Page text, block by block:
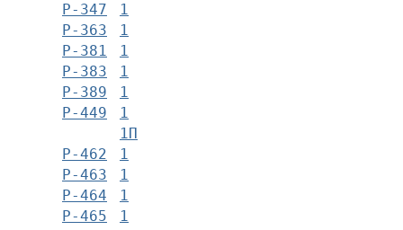
Р-347
1
Р-363
1
Р-381
1
Р-383
1
Р-389
1
Р-449
1
1П
Р-462
1
Р-463
1
Р-464
1
Р-465
1